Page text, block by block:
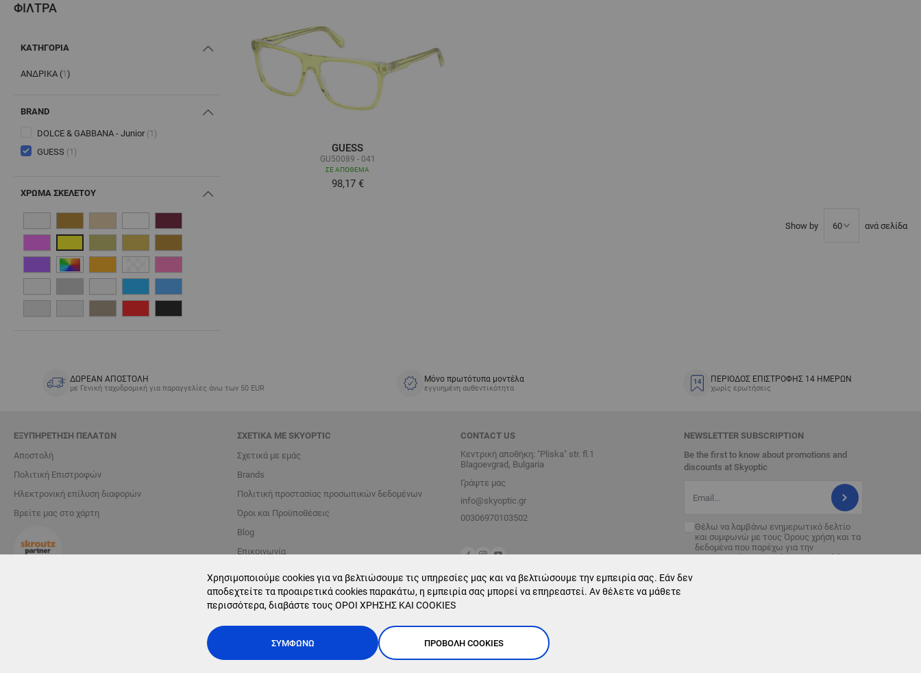
Χρησιμοποιούμε cookies για να βελτιώσουμε τις υπηρεσίες μας και να βελτιώσουμε την εμπειρία σας. Εάν δεν
αποδεχτείτε τα προαιρετικά cookies παρακάτω, η εμπειρία σας μπορεί να επηρεαστεί. Αν θέλετε να μάθετε
περισσότερα, διαβάστε τους ΟΡΟΙ ΧΡΗΣΗΣ ΚΑΙ COOKIES
ΣΥΜΦΩΝΏ ΠΡΟΒΟΛΉ COOKIES
ΦΊΛΤΡΑ
ΚΑΤΗΓΟΡΊΑ
ΑΝΔΡΙΚΆ (1
PRODUCTS AVAILABLE
)
BRAND
DOLCE & GABBANA - Junior (1)
GUESS (1)
ΧΡΏΜΑ ΣΚΕΛΕΤΟΎ
GUESS
GU50089 - 041
ΣΕ ΑΠΌΘΕΜΑ
98,17 €
Show by ανά σελίδα
ΔΩΡΕΑΝ ΑΠΟΣΤΟΛΗ
με Γενική ταχυδρομική για παραγγελίες άνω των 50 EUR
Μόνο πρωτότυπα μοντέλα
εγγυημένη αυθεντικότητα
ΠΕΡΙΟΔΟΣ ΕΠΙΣΤΡΟΦΗΣ 14 ΗΜΕΡΩΝ
χωρίς ερωτήσεις
ΕΞΥΠΗΡΈΤΗΣΗ ΠΕΛΑΤΏΝ
Αποστολή
Πολιτική Επιστροφών
Ηλεκτρονική επίλυση διαφορών
Βρείτε μας στο χάρτη
ΣΧΕΤΙΚΆ ΜΕ SKYOPTIC
Σχετικά με εμάς
Brands
Πολιτική προστασίας προσωπικών δεδομένων
Όροι και Προϋποθέσεις
Blog
Επικοινωνία
CONTACT US
Κεντρική αποθήκη: "Pliska" str. fl.1
Blagoevgrad, Bulgaria
Γράψτε μας
info@skyoptic.gr
00306970103502
NEWSLETTER SUBSCRIPTION
Be the first to know about promotions and
discounts at Skyoptic
Θέλω να λαμβάνω ενημερωτικό δελτίο
και συμφωνώ με τους Όρους χρήση και τα
δεδομένα που παρέχω για την
επεξεργασία με σκοπό την αποστολή του